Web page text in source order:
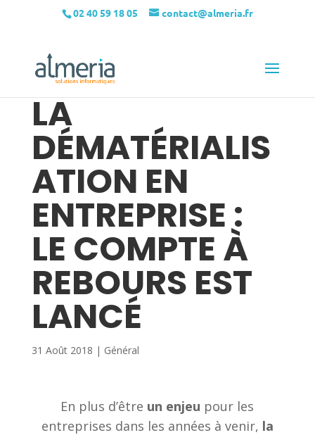
02 40 59 18 05 contact@almeria.fr
LA
DÉMATÉRIALIS
ATION EN
ENTREPRISE :
LE COMPTE À
REBOURS EST
LANCÉ
31 Août 2018 | Général
En plus d’être un enjeu pour les
entreprises dans les années à venir, la